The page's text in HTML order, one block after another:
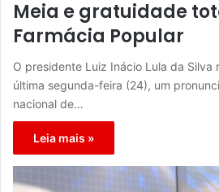
Meia e gratuidade
Farmácia Popular
O presidente Luiz Inácio Lula da Silva
última segunda-feira (24), um
nacional de…
Leia mais »